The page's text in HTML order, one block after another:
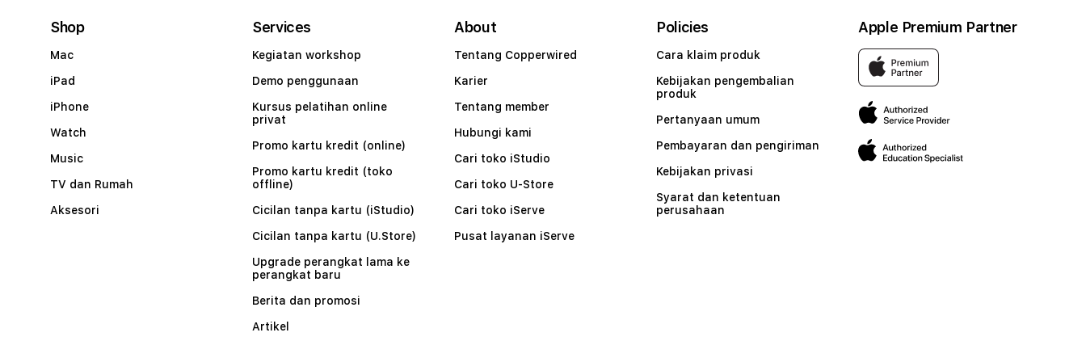
Shop
Mac
iPad
iPhone
Watch
Music
TV dan Rumah
Aksesori
Services
Kegiatan workshop
Demo penggunaan
Kursus pelatihan online
privat
Promo kartu kredit (online)
Promo kartu kredit (toko
offline)
Cicilan tanpa kartu (iStudio)
Cicilan tanpa kartu (U.Store)
Upgrade perangkat lama ke
perangkat baru
Berita dan promosi
Artikel
About
Tentang Copperwired
Karier
Tentang member
Hubungi kami
Cari toko iStudio
Cari toko U-Store
Cari toko iServe
Pusat layanan iServe
Policies
Cara klaim produk
Kebijakan pengembalian
produk
Pertanyaan umum
Pembayaran dan pengiriman
Kebijakan privasi
Syarat dan ketentuan
perusahaan
Apple Premium Partner